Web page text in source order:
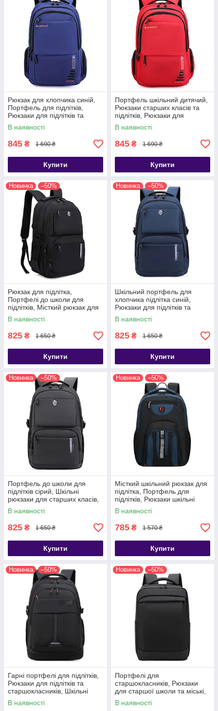
Рюкзак для хлопчика синій,
Портфель для підлітків,
Рюкзаки для підлітків та
старшокласників, Портфель
ранець для хлопчика
В наявності
845 ₴ 1 690 ₴
Купити
Портфель шкільний дитячий,
Рюкзаки старших класів та
підлітків, Рюкзаки для
старшої школи та міські,
Красиві портфелі для підліткі
В наявності
845 ₴ 1 690 ₴
Купити
Новинка –50%
Рюкзак для підлітка,
Портфелі до школи для
підлітків, Місткий рюкзак для
підлітка, Рюкзаки для
старшокласників
В наявності
825 ₴ 1 650 ₴
Купити
Новинка –50%
Шкільний портфель для
хлопчика підлітка синій,
Рюкзаки для підлітків та
старшокласників, Портфелі
до школи для підлітків
В наявності
825 ₴ 1 650 ₴
Купити
Новинка –50%
Портфель до школи для
підлітків сірий, Шкільні
рюкзаки для старших класів,
Портфелі до школи для
підлітків
В наявності
825 ₴ 1 650 ₴
Купити
Новинка –50%
Місткий шкільний рюкзак для
підлітка, Портфель для
підлітків, Рюкзаки шкільні
підліткові, Рюкзаки для
старшої школи
В наявності
785 ₴ 1 570 ₴
Купити
Новинка –50%
Гарні портфелі для підлітків,
Рюкзаки для підлітків та
старшокласників, Шкільні
рюкзаки для старших класів
В наявності
Новинка –50%
Портфелі для
старшокласників, Рюкзаки
для старшої школи та міські,
Місткий шкільний рюкзак для
підлітка
В наявності